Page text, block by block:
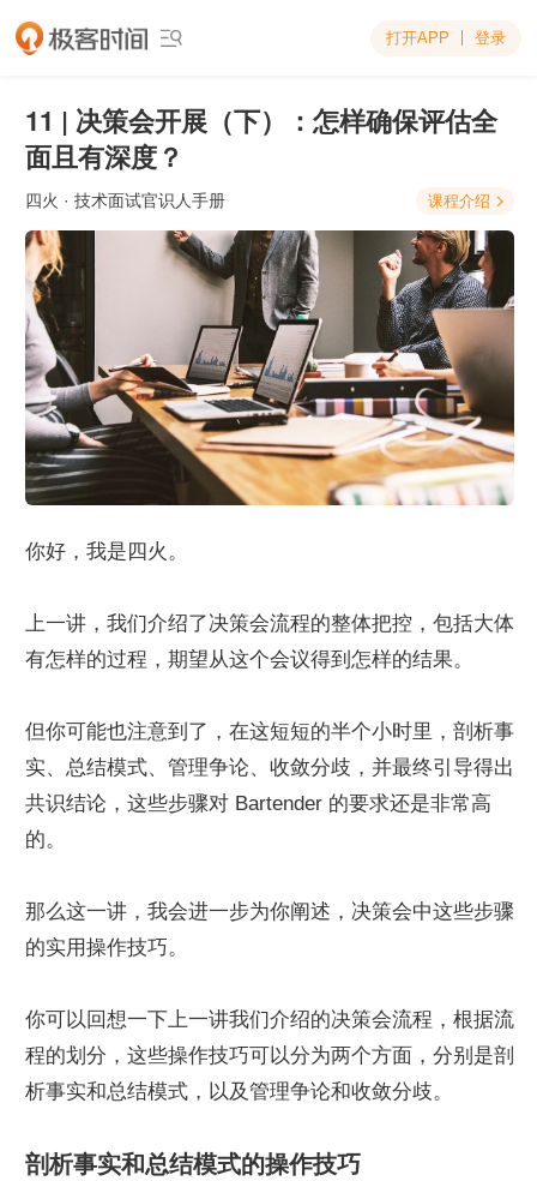
 打开APP 登录
11 | 决策会开展（下）：怎样确保评估全
面且有深度？
四火 · 技术面试官识人手册 课程介绍 
你好，我是四火。
上一讲，我们介绍了决策会流程的整体把控，包括大体
有怎样的过程，期望从这个会议得到怎样的结果。
但你可能也注意到了，在这短短的半个小时里，剖析事
实、总结模式、管理争论、收敛分歧，并最终引导得出
共识结论，这些步骤对 Bartender 的要求还是非常高
的。
那么这一讲，我会进一步为你阐述，决策会中这些步骤
的实用操作技巧。
你可以回想一下上一讲我们介绍的决策会流程，根据流
程的划分，这些操作技巧可以分为两个方面，分别是剖
析事实和总结模式，以及管理争论和收敛分歧。
剖析事实和总结模式的操作技巧